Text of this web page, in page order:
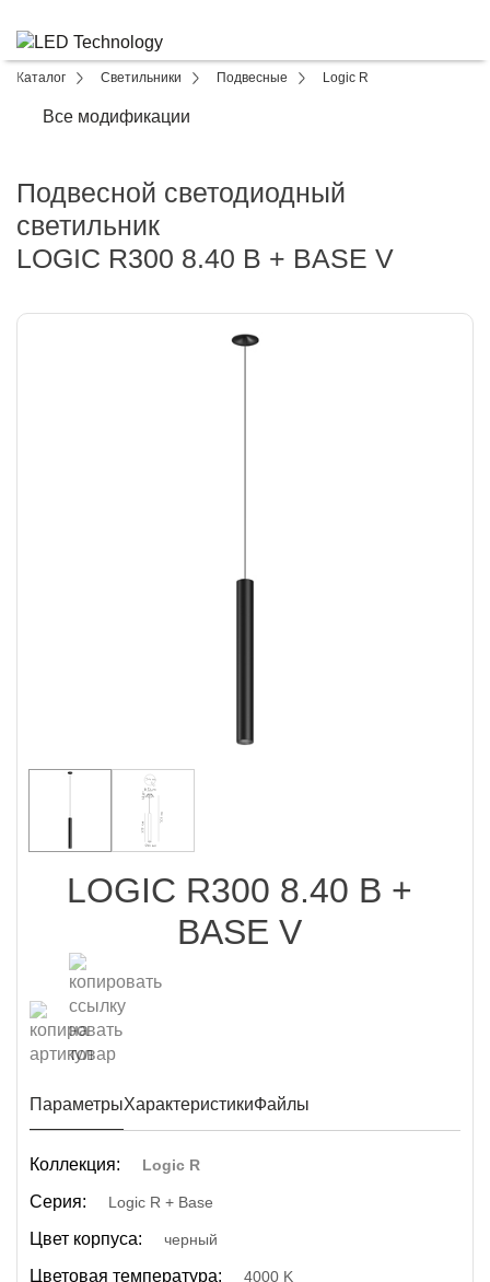
Каталог Светильники Подвесные Logic R
Все модификации
Подвесной светодиодный
светильник
LOGIC R300 8.40 B + BASE V
LOGIC R300 8.40 B +
BASE V
ПараметрыХарактеристикиФайлы
Коллекция: Logic R
Серия: Logic R + Base
Цвет корпуса: черный
Цветовая температура: 4000 K